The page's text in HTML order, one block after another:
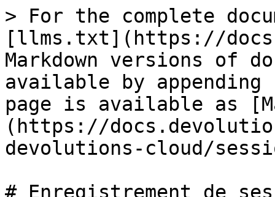
> For the complete
[llms.txt](https://
Markdown versions of
available by
page is available as
(https://
devolutions-cloud/
# Enregistrement de